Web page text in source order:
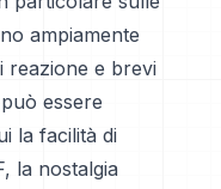
ampiamente
reazione e brevi
essere
la facilità di
la nostalgia